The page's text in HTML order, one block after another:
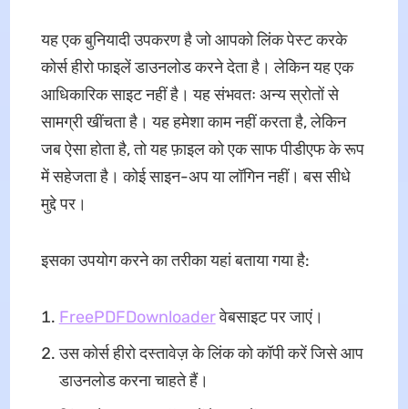
यह एक बुनियादी उपकरण है जो आपको लिंक पेस्ट करके
कोर्स हीरो फाइलें डाउनलोड करने देता है। लेकिन यह एक
आधिकारिक साइट नहीं है। यह संभवतः अन्य स्रोतों से
सामग्री खींचता है। यह हमेशा काम नहीं करता है, लेकिन
जब ऐसा होता है, तो यह फ़ाइल को एक साफ पीडीएफ के रूप
में सहेजता है। कोई साइन-अप या लॉगिन नहीं। बस सीधे
मुद्दे पर।
इसका उपयोग करने का तरीका यहां बताया गया है:
FreePDFDownloaderवेबसाइट पर जाएं।
उस कोर्स हीरो दस्तावेज़ के लिंक को कॉपी करें जिसे आप
डाउनलोड करना चाहते हैं।